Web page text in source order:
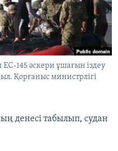
145 әскери ұшағын іздеу
Қорғаныс министрлігі
денесі табылып, судан